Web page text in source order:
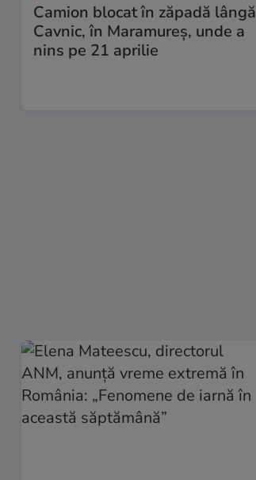
Camion blocat în zăpadă lângă
Cavnic, în Maramureș, unde a
nins pe 21 aprilie